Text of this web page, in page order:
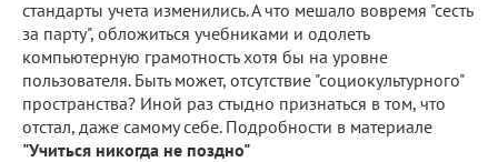
стандарты учета изменились. А что мешало вовремя "сесть
за парту", обложиться учебниками и одолеть
компьютерную грамотность хотя бы на уровне
пользователя. Быть может, отсутствие "социокультурного"
пространства? Иной раз стыдно признаться в том, что
отстал, даже самому себе. Подробности в материале
"Учиться никогда не поздно"